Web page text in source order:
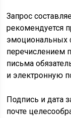
Запрос
рекомендуется
эмоциональных
перечислением
письма
и электронную
Подпись и дата
почте